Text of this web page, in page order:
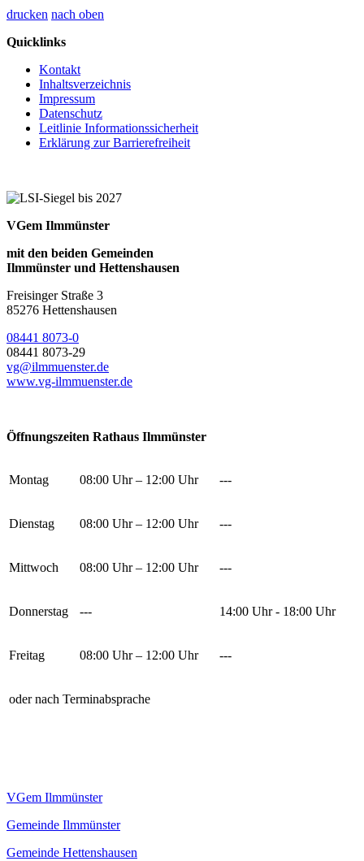
drucken nach oben
Quicklinks
Kontakt
Inhaltsverzeichnis
Impressum
Datenschutz
Leitlinie Informationssicherheit
Erklärung zur Barrierefreiheit
VGem Ilmmünster
mit den beiden Gemeinden
Ilmmünster und Hettenshausen
Freisinger Straße 3
85276 Hettenshausen
08441 8073-0
08441 8073-29
vg@ilmmuenster.de
www.vg-ilmmuenster.de
Öffnungszeiten Rathaus Ilmmünster
Montag 08:00 Uhr – 12:00 Uhr ---
Dienstag 08:00 Uhr – 12:00 Uhr ---
Mittwoch 08:00 Uhr – 12:00 Uhr ---
Donnerstag --- 14:00 Uhr - 18:00 Uhr
Freitag 08:00 Uhr – 12:00 Uhr ---
oder nach Terminabsprache
VGem Ilmmünster
Gemeinde Ilmmünster
Gemeinde Hettenshausen